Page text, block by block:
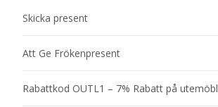
Skicka present
Att Ge Frökenpresent
Rabattkod OUTL1 – 7% Rabatt på